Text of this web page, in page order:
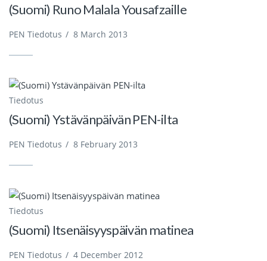
(Suomi) Runo Malala Yousafzaille
PEN Tiedotus / 8 March 2013
Tiedotus
(Suomi) Ystävänpäivän PEN-ilta
PEN Tiedotus / 8 February 2013
Tiedotus
(Suomi) Itsenäisyyspäivän matinea
PEN Tiedotus / 4 December 2012